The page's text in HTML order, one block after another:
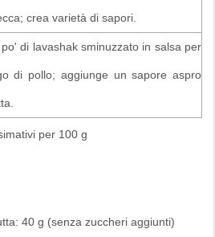
crea varietà di sapori.
di lavashak sminuzzato in salsa per
di pollo; aggiunge un sapore aspro
per 100 g
40 g (senza zuccheri aggiunti)